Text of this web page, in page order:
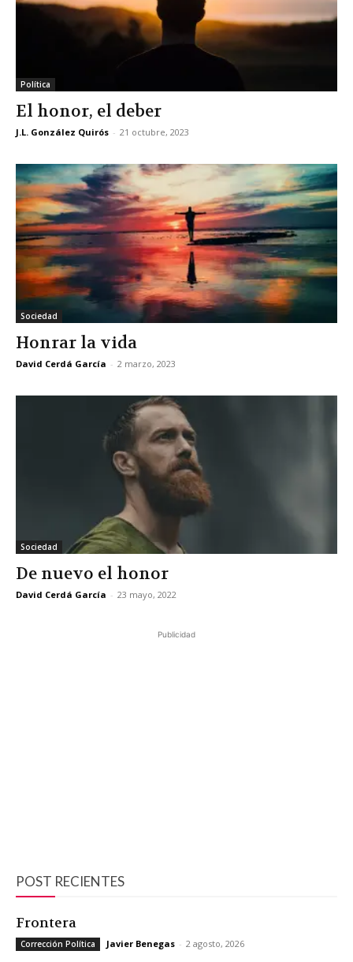
Política
El honor, el deber
J.L. González Quirós - 21 octubre, 2023
Sociedad
Honrar la vida
David Cerdá García - 2 marzo, 2023
Sociedad
De nuevo el honor
David Cerdá García - 23 mayo, 2022
Publicidad
POST RECIENTES
Frontera
Corrección Política Javier Benegas - 2 agosto, 2026